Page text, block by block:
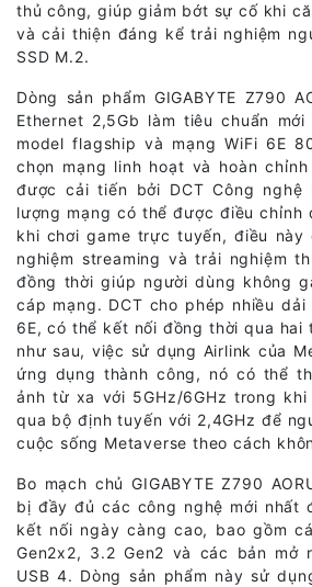
thủ công, giúp giảm bớt sự cố khi
và cải thiện đáng kể trải nghiệm
SSD M.2.
Dòng sản phẩm GIGABYTE Z790
Ethernet 2,5Gb làm tiêu chuẩn
model flagship và mạng WiFi 6E
chọn mạng linh hoạt và hoàn
được cải tiến bởi DCT Công
lượng mạng có thể được điều chỉnh
khi chơi game trực tuyến, điều
nghiệm streaming và trải nghiệm
đồng thời giúp người dùng không
cáp mạng. DCT cho phép nhiều
6E, có thể kết nối đồng thời qua hai
như sau, việc sử dụng Airlink của
ứng dụng thành công, nó có thể
ảnh từ xa với 5GHz/6GHz trong
qua bộ định tuyến với 2,4GHz để
cuộc sống Metaverse theo cách
Bo mạch chủ GIGABYTE Z790
bị đầy đủ các công nghệ mới nhất
kết nối ngày càng cao, bao gồm
Gen2x2, 3.2 Gen2 và các bản mở
USB 4. Dòng sản phẩm này sử